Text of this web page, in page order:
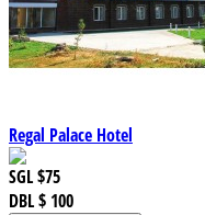
Regal Palace Hotel
SGL$75
DBL$ 100